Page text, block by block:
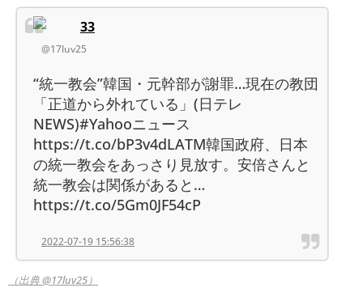
33
@17luv25
“統一教会”韓国・元幹部が謝罪…現在の教団
「正道から外れている」(日テレ
NEWS)#Yahooニュース
https://t.co/bP3v4dLATM韓国政府、日本
の統一教会をあっさり見放す。安倍さんと
統一教会は関係があると…
https://t.co/5Gm0JF54cP
2022-07-19 15:56:38
（出典 @17luv25）